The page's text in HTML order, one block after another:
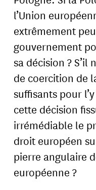
l’Union
extrêmement
gouvernement
sa décision ? S’il
de coercition de
suffisants pour
cette décision
irrémédiable le
droit européen
pierre angulaire
européenne ?